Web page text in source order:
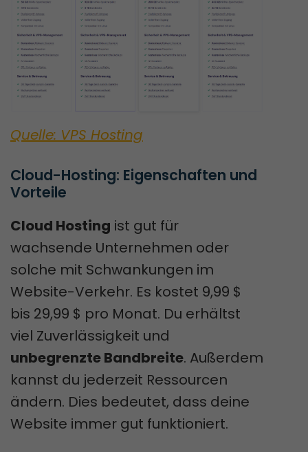
Quelle: VPS Hosting
Cloud-Hosting: Eigenschaften und
Vorteile
Cloud Hosting ist gut für
wachsende Unternehmen oder
solche mit Schwankungen im
Website-Verkehr. Es kostet 9,99 $
bis 29,99 $ pro Monat. Du erhältst
viel Zuverlässigkeit und
unbegrenzte Bandbreite. Außerdem
kannst du jederzeit Ressourcen
ändern. Dies bedeutet, dass deine
Website immer gut funktioniert.